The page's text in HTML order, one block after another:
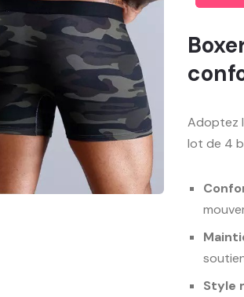
Adoptez
lot de 4
Style